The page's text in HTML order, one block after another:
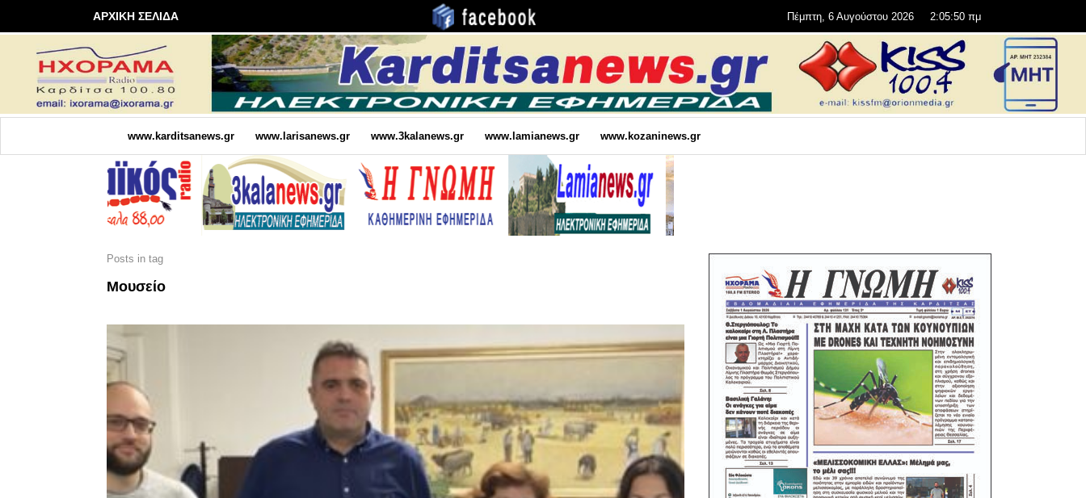
ΑΡΧΙΚΗ ΣΕΛΙΔΑ Πέμπτη, 6 Αυγούστου 2026 2:05:52 πμ
www.karditsanews.gr www.larisanews.gr www.3kalanews.gr www.lamianews.gr www.kozaninews.gr
Posts in tag
Μουσείο